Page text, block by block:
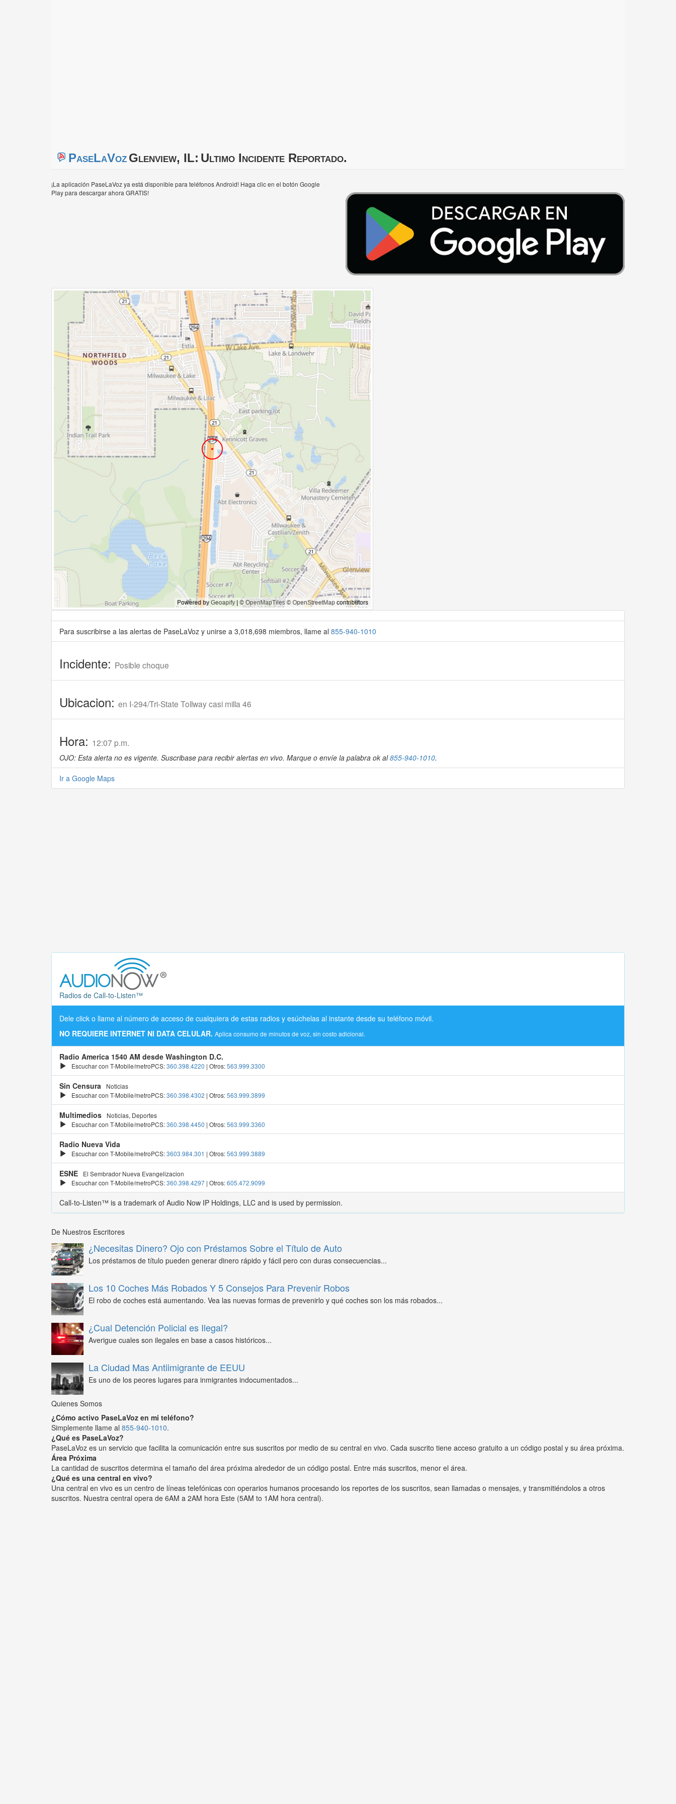
PaseLaVozGlenview, IL: Ultimo Incidente Reportado.
¡La aplicación PaseLaVoz ya está disponible para teléfonos Android! Haga clic en el botón Google
Play para descargar ahora GRATIS!
Para suscribirse a las alertas de PaseLaVoz y unirse a 3,018,698 miembros, llame al 855-940-1010
Incidente: Posible choque
Ubicacion: en I-294/Tri-State Tollway casi milla 46
Hora: 12:07 p.m.
OJO: Esta alerta no es vigente. Suscribase para recibir alertas en vivo. Marque o envíe la palabra ok al855-940-1010.
Ir a Google Maps
Radios de Call-to-Listen™
Dele click o llame al número de acceso de cualquiera de estas radios y esúchelas al instante desde su teléfono móvil.
NO REQUIERE INTERNET NI DATA CELULAR. Aplica consumo de minutos de voz, sin costo adicional.
Radio America 1540 AM desde Washington D.C.
Escuchar con T-Mobile/metroPCS:360.398.4220 | Otros:563.999.3300
Sin Censura
Noticias
Escuchar con T-Mobile/metroPCS:360.398.4302 | Otros:563.999.3899
Multimedios
Noticias, Deportes
Escuchar con T-Mobile/metroPCS:360.398.4450 | Otros:563.999.3360
Radio Nueva Vida
Escuchar con T-Mobile/metroPCS:3603.984.301 | Otros:563.999.3889
ESNE
El Sembrador Nueva Evangelizacion
Escuchar con T-Mobile/metroPCS:360.398.4297 | Otros:605.472.9099
Call-to-Listen™ is a trademark of Audio Now IP Holdings, LLC and is used by permission.
De Nuestros Escritores
¿Necesitas Dinero? Ojo con Préstamos Sobre el Título de Auto
Los préstamos de título pueden generar dinero rápido y fácil pero con duras consecuencias...
Los 10 Coches Más Robados Y 5 Consejos Para Prevenir Robos
El robo de coches está aumentando. Vea las nuevas formas de prevenirlo y qué coches son los más robados...
¿Cual Detención Policial es Ilegal?
Averigue cuales son ilegales en base a casos históricos...
La Ciudad Mas Antiimigrante de EEUU
Es uno de los peores lugares para inmigrantes indocumentados...
Quienes Somos
¿Cómo activo PaseLaVoz en mi teléfono?
Simplemente llame al 855-940-1010.
¿Qué es PaseLaVoz?
PaseLaVoz es un servicio que facilita la comunicación entre sus suscritos por medio de su central en vivo. Cada suscrito tiene acceso gratuito a un código postal y su área próxima.
Área Próxima
La cantidad de suscritos determina el tamaño del área próxima alrededor de un código postal. Entre más suscritos, menor el área.
¿Qué es una central en vivo?
Una central en vivo es un centro de líneas telefónicas con operarios humanos procesando los reportes de los suscritos, sean llamadas o mensajes, y transmitiéndolos a otros
suscritos. Nuestra central opera de 6AM a 2AM hora Este (5AM to 1AM hora central).